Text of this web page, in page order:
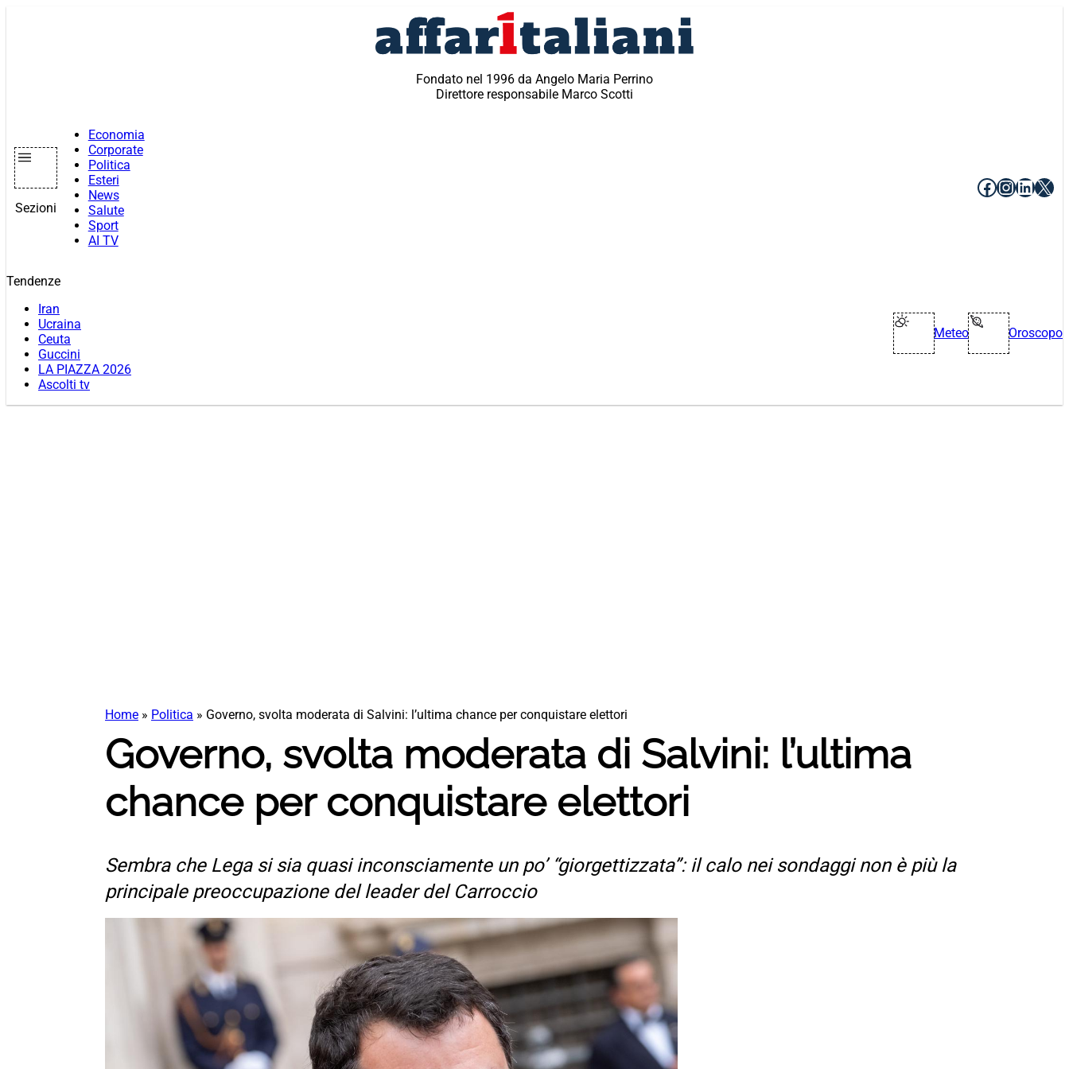
Fondato nel 1996 da Angelo Maria Perrino
Direttore responsabile Marco Scotti
Sezioni
Economia
Corporate
Politica
Esteri
News
Salute
Sport
AI TV
Facebook
X
Tendenze
Iran
Ucraina
Ceuta
Guccini
LA PIAZZA 2026
Ascolti tv
Meteo Oroscopo
Home » Politica » Governo, svolta moderata di Salvini: l’ultima chance per conquistare elettori
Governo, svolta moderata di Salvini: l’ultima
chance per conquistare elettori
Sembra che Lega si sia quasi inconsciamente un po’ “giorgettizzata”: il calo nei sondaggi non è più la
principale preoccupazione del leader del Carroccio